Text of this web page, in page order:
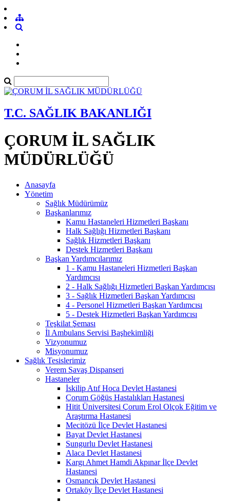
T.C. SAĞLIK BAKANLIĞI
ÇORUM İL SAĞLIK
MÜDÜRLÜĞÜ
Anasayfa
Yönetim
Sağlık Müdürümüz
Başkanlarımız
Kamu Hastaneleri Hizmetleri Başkanı
Halk Sağlığı Hizmetleri Başkanı
Sağlık Hizmetleri Başkanı
Destek Hizmetleri Başkanı
Başkan Yardımcılarımız
1 - Kamu Hastaneleri Hizmetleri Başkan
Yardımcısı
2 - Halk Sağlığı Hizmetleri Başkan Yardımcısı
3 - Sağlık Hizmetleri Başkan Yardımcısı
4 - Personel Hizmetleri Başkan Yardımcısı
5 - Destek Hizmetleri Başkan Yardımcısı
Teşkilat Şeması
İl Ambulans Servisi Başhekimliği
Vizyonumuz
Misyonumuz
Sağlık Tesislerimiz
Verem Savaş Dispanseri
Hastaneler
İskilip Atıf Hoca Devlet Hastanesi
Çorum Göğüs Hastalıkları Hastanesi
Hitit Üniversitesi Çorum Erol Olçok Eğitim ve
Araştırma Hastanesi
Mecitözü İlçe Devlet Hastanesi
Bayat Devlet Hastanesi
Sungurlu Devlet Hastanesi
Alaca Devlet Hastanesi
Kargı Ahmet Hamdi Akpınar İlçe Devlet
Hastanesi
Osmancık Devlet Hastanesi
Ortaköy İlçe Devlet Hastanesi